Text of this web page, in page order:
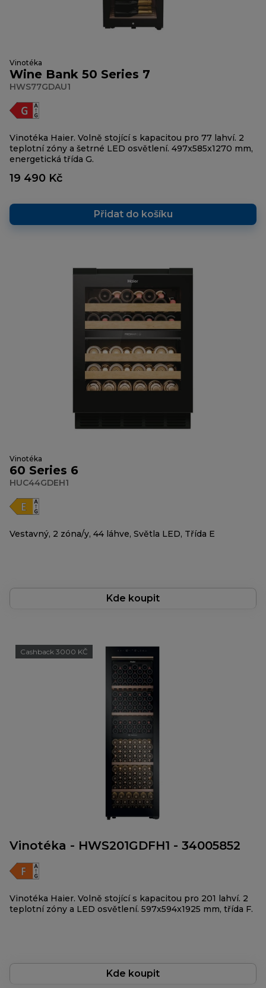
Vinotéka
Wine Bank 50 Series 7
HWS77GDAU1
Vinotéka Haier. Volně stojící s kapacitou pro 77 lahví. 2
teplotní zóny a šetrné LED osvětlení. 497x585x1270 mm,
energetická třída G.
19 490 Kč
Přidat do košíku
Vinotéka
60 Series 6
HUC44GDEH1
Vestavný, 2 zóna/y, 44 láhve, Světla LED, Třída E
Kde koupit
Cashback 3000 KČ
Vinotéka - HWS201GDFH1 - 34005852
Vinotéka Haier. Volně stojící s kapacitou pro 201 lahví. 2
teplotní zóny a LED osvětlení. 597x594x1925 mm, třída F.
Kde koupit